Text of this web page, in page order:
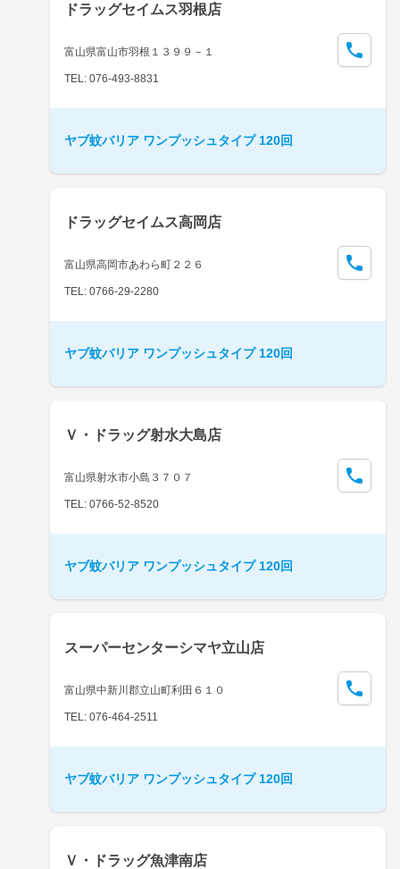
ドラッグセイムス羽根店
富山県富山市羽根１３９９－１
TEL: 076-493-8831
ヤブ蚊バリア ワンプッシュタイプ 120回
ドラッグセイムス高岡店
富山県高岡市あわら町２２６
TEL: 0766-29-2280
ヤブ蚊バリア ワンプッシュタイプ 120回
Ｖ・ドラッグ射水大島店
富山県射水市小島３７０７
TEL: 0766-52-8520
ヤブ蚊バリア ワンプッシュタイプ 120回
スーパーセンターシマヤ立山店
富山県中新川郡立山町利田６１０
TEL: 076-464-2511
ヤブ蚊バリア ワンプッシュタイプ 120回
Ｖ・ドラッグ魚津南店